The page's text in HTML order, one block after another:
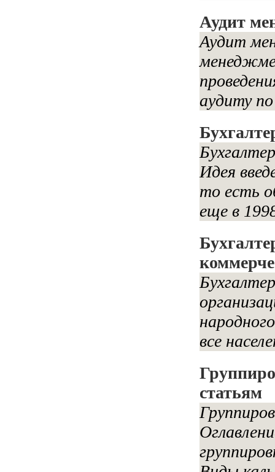
Аудит
Аудит
аудиту
Идея
то есть
еще в
все
статьям